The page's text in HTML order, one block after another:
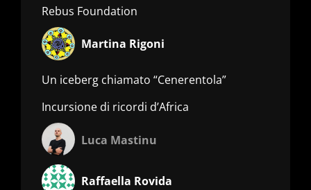
Rebus Foundation
Martina Rigoni
Un iceberg chiamato “Cenerentola”
Incursione di ricordi d’Africa
Luca Mastinu
Raffaella Rovida